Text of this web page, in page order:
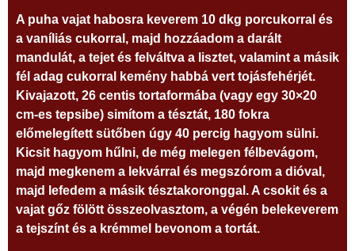
A puha vajat habosra keverem 10 dkg porcukorral és
a vaníliás cukorral, majd hozzáadom a darált
mandulát, a tejet és felváltva a lisztet, valamint a másik
fél adag cukorral kemény habbá vert tojásfehérjét.
Kivajazott, 26 centis tortaformába (vagy egy 30×20
cm-es tepsibe) simítom a tésztát, 180 fokra
előmelegített sütőben úgy 40 percig hagyom sülni.
Kicsit hagyom hűlni, de még melegen félbevágom,
majd megkenem a lekvárral és megszórom a dióval,
majd lefedem a másik tésztakoronggal. A csokit és a
vajat gőz fölött összeolvasztom, a végén belekeverem
a tejszínt és a krémmel bevonom a tortát.